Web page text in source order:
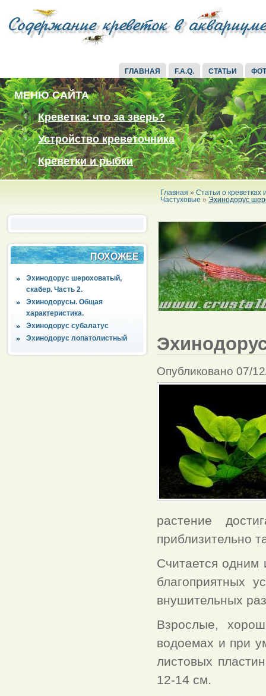
ГЛАВНАЯ F.A.Q. СТАТЬИ
МЕНЮ САЙТА
Креветка: что за зверь?
Устройство креветочника
Креветки и рыбки
Главная » Статьи о креветках
Частуховые » Эхинодорус
ПОХОЖЕЕ
Эхинодорус шероховатый,
скабер. Часть 2.
Эхинодорусы. Общая
характеристика.
Эхинодорус субалатус
Эхинодорус лопатолистный
Опубликовано 07/
растение
приблизительно
Считается одним
благоприятных
внушительных
Взрослые,
водоемах и при
листовых
12-14 см.